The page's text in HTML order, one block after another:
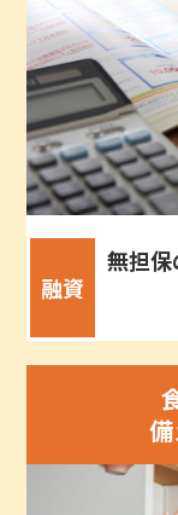
融資
無担